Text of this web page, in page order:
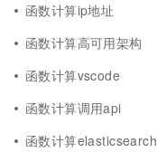
函数计算ip地址
函数计算高可用架构
函数计算vscode
函数计算调用api
函数计算elasticsearch